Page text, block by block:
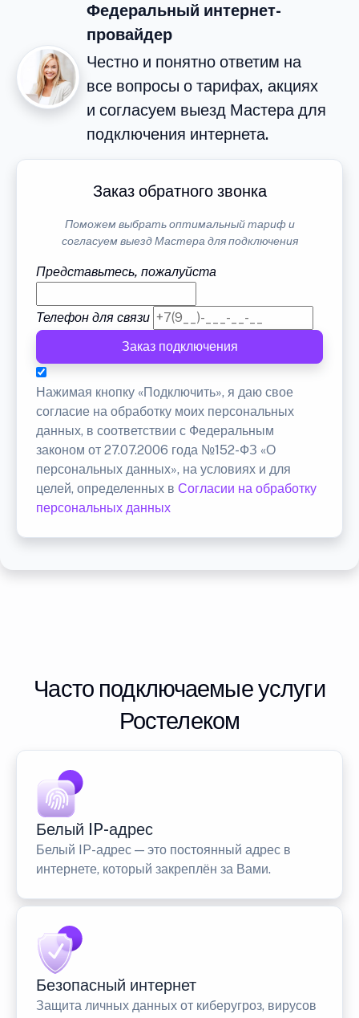
Федеральный интернет-
провайдер
Честно и понятно ответим на
все вопросы о тарифах, акциях
и согласуем выезд Мастера для
подключения интернета.
Заказ обратного звонка
Поможем выбрать оптимальный тариф и
согласуем выезд Мастера для подключения
Представьтесь, пожалуйста
Телефон для связи
Заказ подключения
Нажимая кнопку «Подключить», я даю свое
согласие на обработку моих персональных
данных, в соответствии с Федеральным
законом от 27.07.2006 года №152-ФЗ «О
персональных данных», на условиях и для
целей, определенных в Согласии на обработку
персональных данных
Часто подключаемые услуги
Ростелеком
Белый IP-адрес
Белый IP-адрес — это постоянный адрес в
интернете, который закреплён за Вами.
Безопасный интернет
Защита личных данных от киберугроз, вирусов